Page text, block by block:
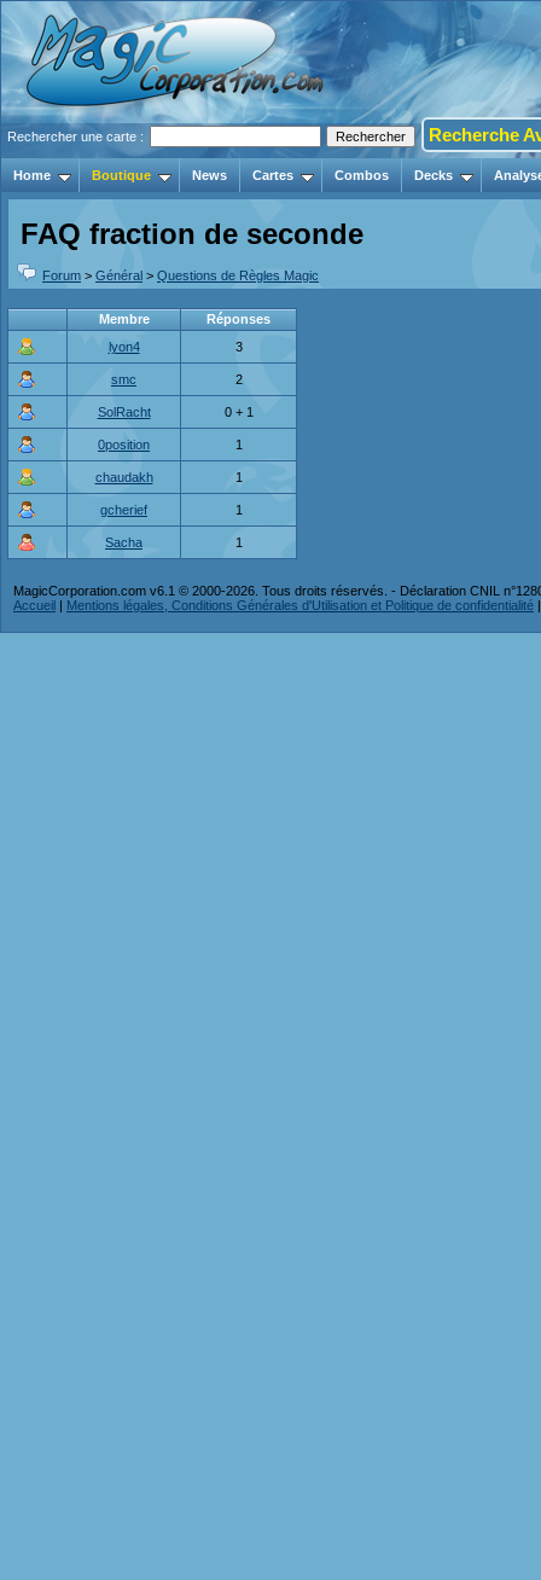
Rechercher une carte : Recherche
Home Boutique News Cartes Combos Decks
FAQ fraction de seconde
Forum > Général > Questions de Règles Magic
Membre
Réponses
lyon4
3
smc 2
SolRacht 0 + 1
0position 1
chaudakh 1
gcherief 1
Sacha 1
MagicCorporation.com v6.1 © 2000-2026. Tous droits réservés. - Déclaration CNIL
Accueil | Mentions légales, Conditions Générales d'Utilisation et Politique de confidentialité